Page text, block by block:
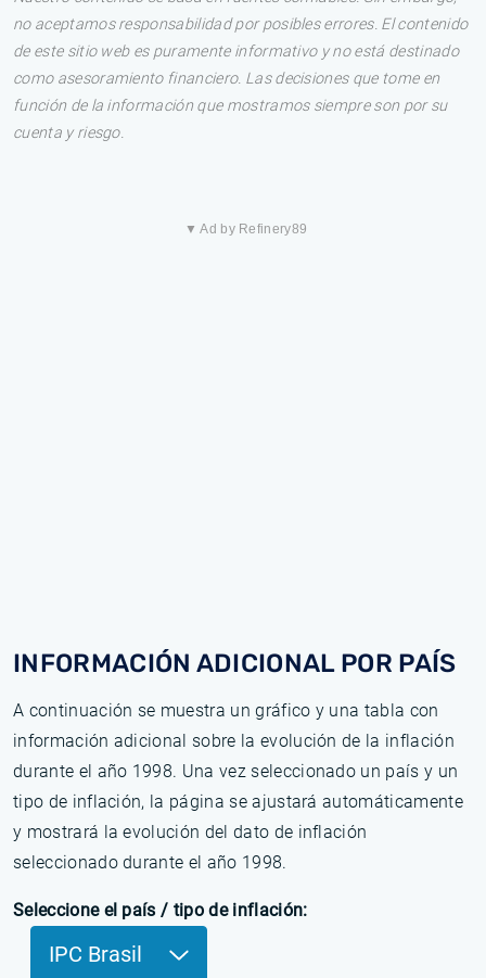
no aceptamos responsabilidad por posibles errores. El contenido
de este sitio web es puramente informativo y no está destinado
como asesoramiento financiero. Las decisiones que tome en
función de la información que mostramos siempre son por su
cuenta y riesgo.
▼ Ad by Refinery89
INFORMACIÓN ADICIONAL POR PAÍS
A continuación se muestra un gráfico y una tabla con
información adicional sobre la evolución de la inflación
durante el año 1998. Una vez seleccionado un país y un
tipo de inflación, la página se ajustará automáticamente
y mostrará la evolución del dato de inflación
seleccionado durante el año 1998.
Seleccione el país / tipo de inflación:
IPC Brasil